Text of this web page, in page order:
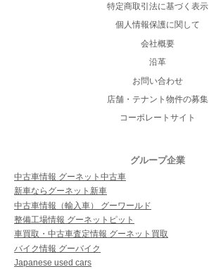
特定商取引法に基づく表示
個人情報保護に関して
会社概要
沿革
お問い合わせ
店舗・テナント物件の募集
コーポレートサイト
グループ企業
中古車情報 グーネット中古車
新車ならグーネット新車
中古車情報（輸入車） グーワールド
整備工場情報 グーネットピット
車買取・中古車査定情報 グーネット買取
バイク情報 グーバイク
Japanese used cars